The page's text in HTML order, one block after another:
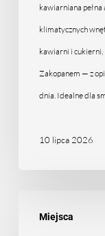
trzeba
odwiedzić
Zakopanem
kawiarniana
klimatycznych
kawiarni i
Zakopanem — z
dnia. Idealne dla
10 lipca 2026
Miejsca